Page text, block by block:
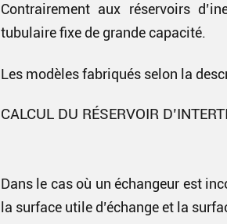
Contrairement aux réservoirs
tubulaire fixe de grande capacité.
Les modèles fabriqués selon la
CALCUL DU RÉSERVOIR
Dans le cas où un échangeur est
la surface utile d’échange et la